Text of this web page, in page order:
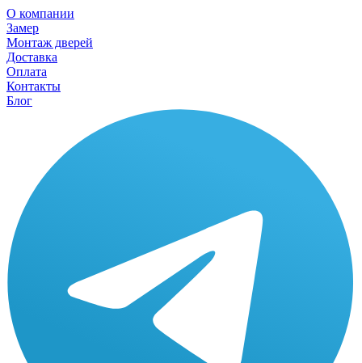
О компании
Замер
Монтаж дверей
Доставка
Оплата
Контакты
Блог